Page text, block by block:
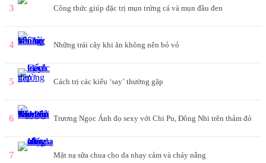
3 Công thức giúp đặc trị mụn trứng cá và mụn đầu đen
4 Những trái cây khi ăn không nên bỏ vỏ
5 Cách trị các kiểu ‘say’ thường gặp
6 Trương Ngọc Ánh đọ sexy với Chi Pu, Đông Nhi trên thảm đỏ
7 Mặt nạ sữa chua cho da nhạy cảm và cháy nắng